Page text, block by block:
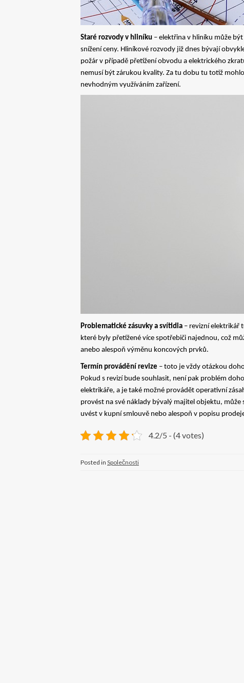
Staré rozvody v hliníku – elektřina v hliníku může
snížení ceny. Hliníkové rozvody již dnes bývají
požár v případě přetížení obvodu a elektrického
nemusí být zárukou kvality. Za tu dobu tu totiž
nevhodným využíváním zařízení.
Problematické zásuvky a svítidla – revizní elektrikář
které byly přetížené více spotřebiči najednou, což
anebo alespoň výměnu koncových prvků.
Termín provádění revize – toto je vždy otázkou
Pokud s revizí bude souhlasit, není pak problém
elektrikáře, a je také možné provádět operativní
provést na své náklady bývalý majitel objektu,
uvést v kupní smlouvě nebo alespoň v popisu
4.2/5 - (4 votes)
Posted in Společnosti